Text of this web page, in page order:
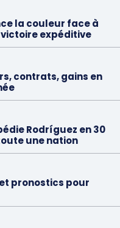
la couleur face à
expéditive
contrats, gains en
Rodríguez en 30
une nation
pronostics pour